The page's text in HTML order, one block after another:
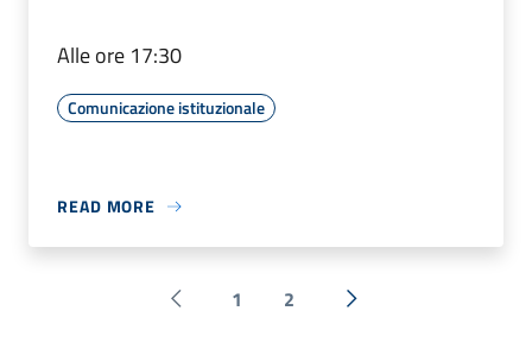
Alle ore 17:30
Comunicazione istituzionale
READ MORE
Pagina precedente
1 2 Next »